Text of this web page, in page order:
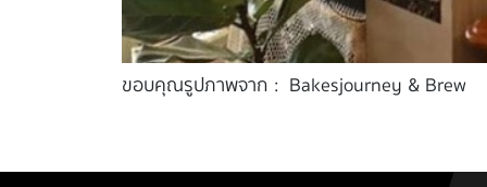
ขอบคุณรูปภาพจาก : Bakesjourney & Brew